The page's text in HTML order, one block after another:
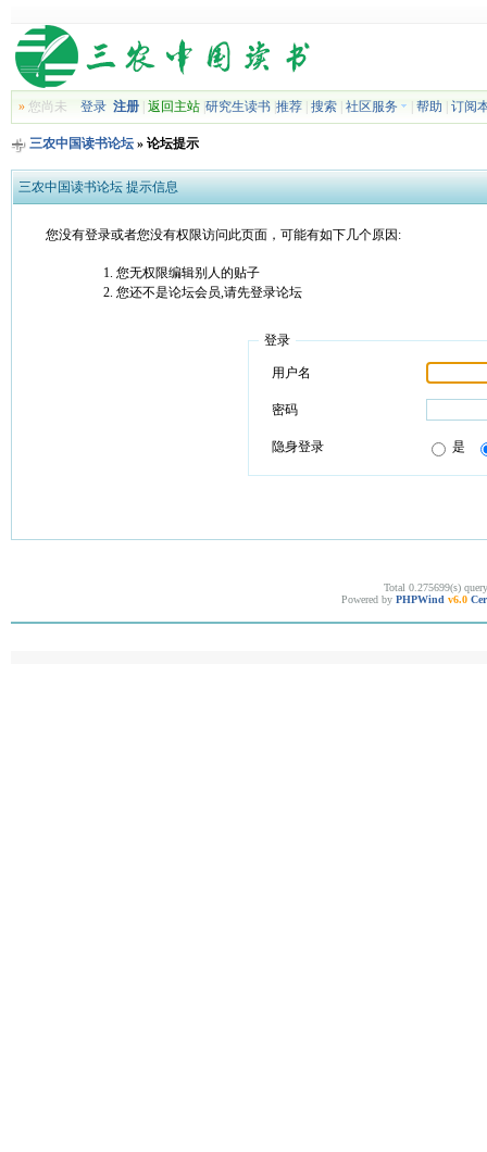
»您尚未 登录 注册| 返回主站| 研究生读书| 推荐| 搜索| 社区服务 帮助 订阅
三农中国读书论坛» 论坛提示
三农中国读书论坛 提示信息
您没有登录或者您没有权限访问此页面，可能有如下几个原因:
您无权限编辑别人的贴子
您还不是论坛会员,请先登录论坛
登录
用户名
密码
隐身登录 是
Total 0.275699(s)
Powered by PHPWind v6.0